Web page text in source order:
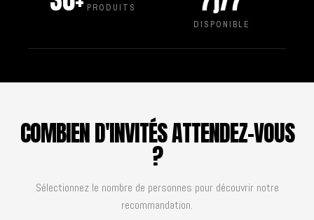
PRODUITS
DISPONIBLE
COMBIEN D'INVITÉS ATTENDEZ-VOUS
?
Sélectionnez le nombre de personnes pour découvrir notre
recommandation.